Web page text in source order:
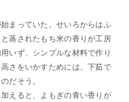
まっていた。せいろからはふ
蒸されたもち米の香りが工房
いず、シンプルな材料で作り
さをいかすためには、下茹で
だそう。
えると、よもぎの青い香りが